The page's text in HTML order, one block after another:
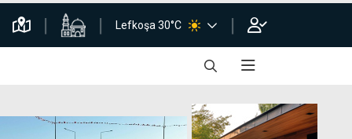
Lefkoşa 30°C